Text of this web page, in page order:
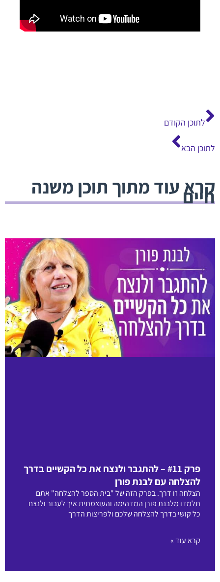
לתוכן הקודם
לתוכן הבא
קרא עוד מתוך תוכן משנה
חיים
פרק #11 – להתגבר ולנצח את כל הקשיים בדרך
להצלחה עם לבנת פורן
הצלחה זו דרך. בפרק הזה של "בית הספר להצלחה" אתם
תלמדו מלבנת פורן המדהימה והעוצמתית איך לעבור ולנצח
כל קושי בדרך להצלחה שלכם ולפריצות הדרך
קרא עוד »